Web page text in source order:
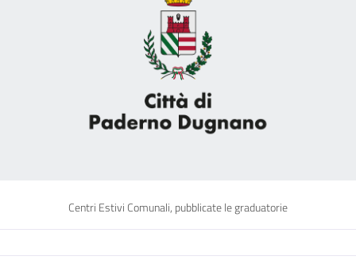
Centri Estivi Comunali, pubblicate le graduatorie